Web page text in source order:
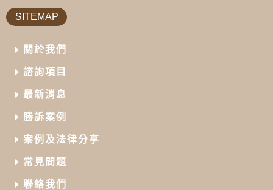
SITEMAP
關於我們
諮詢項目
最新消息
勝訴案例
案例及法律分享
常見問題
聯絡我們